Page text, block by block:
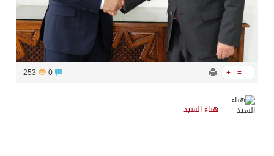
+ = -
253
هناء السيد